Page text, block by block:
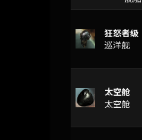
狂怒者级
巡洋舰
太空舱
太空舱